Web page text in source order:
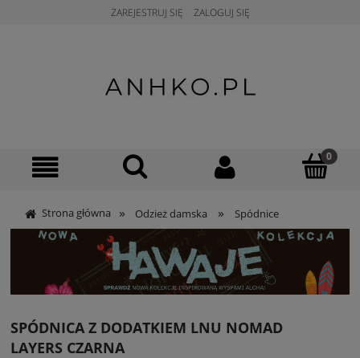
ZAREJESTRUJ SIĘ ZALOGUJ SIĘ
Strona główna » Odzież damska » Spódnice
SPÓDNICA Z DODATKIEM LNU NOMAD
LAYERS CZARNA